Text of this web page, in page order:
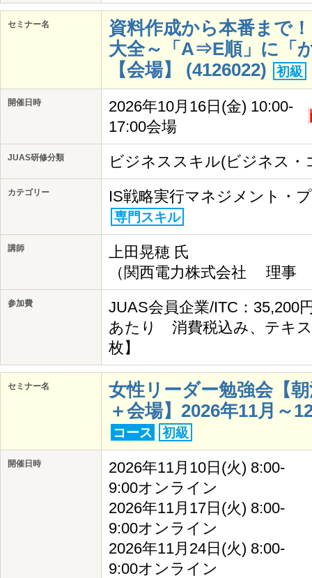
セミナー名
資料作成から本番まで
大全～「A⇒E順」に「
【会場】 (4126022)
初級
開催日時
2026年10月16日(金) 10:00-
17:00会場
JUAS研修分類 ビジネススキル(ビジネス
カテゴリー IS戦略実行マネジメント・
専門スキル
講師
上田晃穂 氏
（関西電力株式会社 理事
参加費
JUAS会員企業/ITC：35,200
あたり 消費税込み、テキ
枚】
セミナー名
女性リーダー勉強会【
＋会場】2026年11月～
コース 初級
開催日時
2026年11月10日(火) 8:00-
9:00オンライン
2026年11月17日(火) 8:00-
9:00オンライン
2026年11月24日(火) 8:00-
9:00オンライン